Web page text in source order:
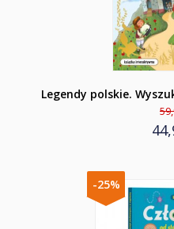
Legendy polskie.
-25%